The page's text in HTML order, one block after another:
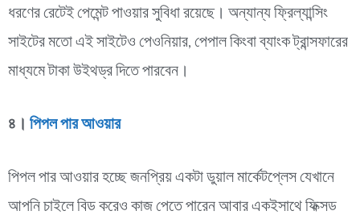
ধরণের রেটেই পেমেন্ট পাওয়ার সুবিধা রয়েছে। অন্যান্য ফ্রিল্যান্সিং
সাইটের মতো এই সাইটেও পেওনিয়ার, পেপাল কিংবা ব্যাংক ট্রান্সফারের
মাধ্যমে টাকা উইথড্র দিতে পারবেন।
৪। পিপল পার আওয়ার
পিপল পার আওয়ার হচ্ছে জনপ্রিয় একটা ডুয়াল মার্কেটপ্লেস যেখানে
আপনি চাইলে বিড করেও কাজ পেতে পারেন আবার একইসাথে ফিক্সড